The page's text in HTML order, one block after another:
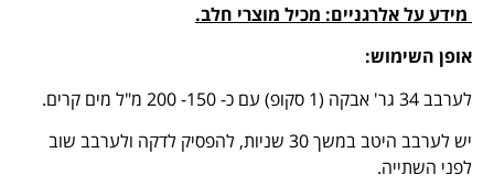
מידע על אלרגניים: מכיל מוצרי חלב.
אופן השימוש:
לערבב 34 גר' אבקה (1 סקופ) עם כ- 150- 200 מ"ל מים קרים.
יש לערבב היטב במשך 30 שניות, להפסיק לדקה ולערבב שוב
לפני השתייה.